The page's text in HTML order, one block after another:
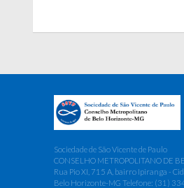
Sociedade de São Vicente de Paulo
CONSELHO METROPOLITANO DE
Rua Pio XI, 715 A, bairro Ipiranga -
Belo Horizonte-MG Telefone: (31)